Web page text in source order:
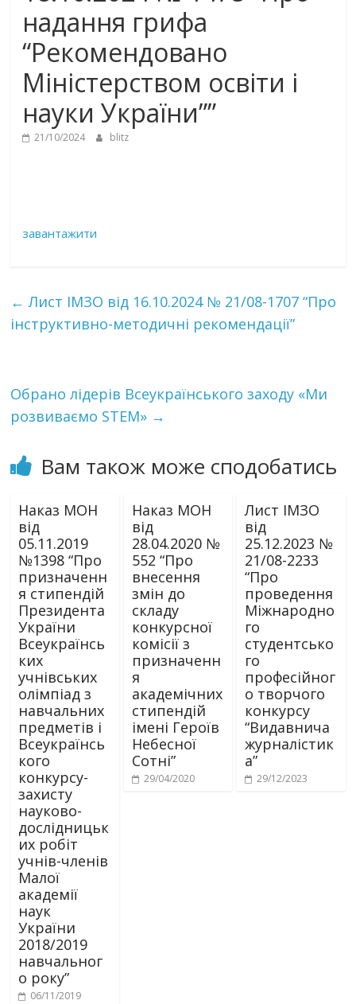
надання грифа
“Рекомендовано
Міністерством освіти і
науки України””
21/10/2024 blitz
завантажити
← Лист ІМЗО від 16.10.2024 № 21/08-1707 “Про
інструктивно-методичні рекомендації”
Обрано лідерів Всеукраїнського заходу «Ми
розвиваємо STEM» →
Вам також може сподобатись
Наказ МОН
від
05.11.2019
№1398 “Про
призначенн
я стипендій
Президента
України
Всеукраїнсь
ких
учнівських
олімпіад з
навчальних
предметів і
Всеукраїнсь
кого
конкурсу-
захисту
науково-
дослідницьк
их робіт
учнів-членів
Малої
академії
наук
України
2018/2019
навчальног
о року”
06/11/2019
Наказ МОН
від
28.04.2020 №
552 “Про
внесення
змін до
складу
конкурсної
комісії з
призначенн
я
академічних
стипендій
імені Героїв
Небесної
Сотні”
29/04/2020
Лист ІМЗО
від
25.12.2023 №
21/08-2233
“Про
проведення
Міжнародно
го
студентсько
го
професійног
о творчого
конкурсу
“Видавнича
журналістик
а”
29/12/2023